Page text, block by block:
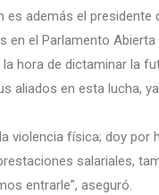
además el
en el Parlamento
hora de dictaminar la
aliados en esta lucha,
violencia física; doy por
salariales,
entrarle”, aseguró.